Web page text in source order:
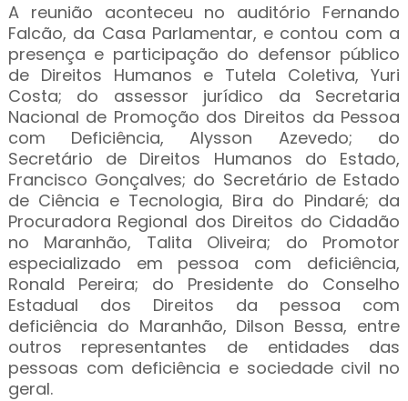
A reunião aconteceu no auditório Fernando
Falcão, da Casa Parlamentar, e contou com a
presença e participação do defensor público
de Direitos Humanos e Tutela Coletiva, Yuri
Costa; do assessor jurídico da Secretaria
Nacional de Promoção dos Direitos da Pessoa
com Deficiência, Alysson Azevedo; do
Secretário de Direitos Humanos do Estado,
Francisco Gonçalves; do Secretário de Estado
de Ciência e Tecnologia, Bira do Pindaré; da
Procuradora Regional dos Direitos do Cidadão
no Maranhão, Talita Oliveira; do Promotor
especializado em pessoa com deficiência,
Ronald Pereira; do Presidente do Conselho
Estadual dos Direitos da pessoa com
deficiência do Maranhão, Dilson Bessa, entre
outros representantes de entidades das
pessoas com deficiência e sociedade civil no
geral.